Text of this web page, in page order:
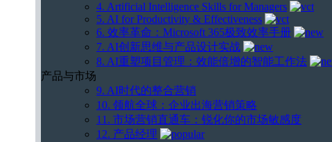
4. Artificial Intelligence Skills for Managers
5. AI for Productivity & Effectiveness
6. 效率革命：Microsoft 365极致效率手册
7. AI创新思维与产品设计实战
8. AI重塑项目管理：效能倍增的智能工作法
产品与市场
9. AI时代的整合营销
10. 领航全球：企业出海营销策略
11. 市场营销直通车：锐化你的市场敏感度
12. 产品经理